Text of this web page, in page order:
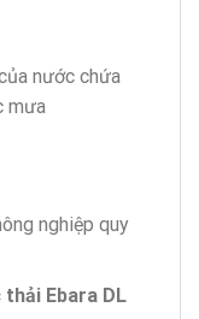
nước chứa
mưa
nghiệp quy
thải Ebara DL